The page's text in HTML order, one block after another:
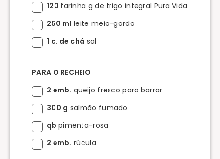
120 farinha g de trigo integral Pura Vida
250 ml leite meio-gordo
1 c. de chá sal
PARA O RECHEIO
2 emb. queijo fresco para barrar
300 g salmão fumado
qb pimenta-rosa
2 emb. rúcula